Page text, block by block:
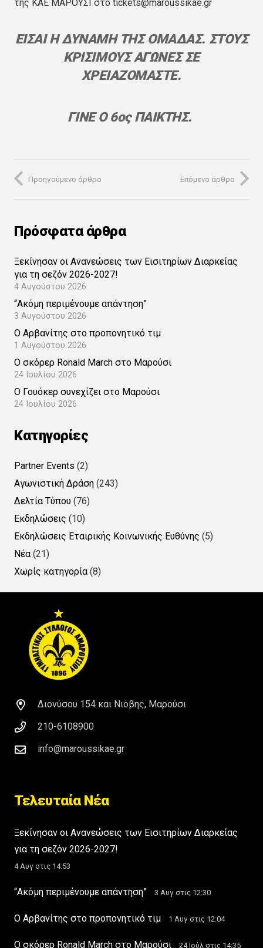
της ΚΑΕ ΜΑΡΟΥΣΙ στο tickets@maroussikae.gr
ΕΙΣΑΙ Η ΔΥΝΑΜΗ ΤΗΣ ΟΜΑΔΑΣ. ΣΤΟΥΣ
ΚΡΙΣΙΜΟΥΣ ΑΓΩΝΕΣ ΣΕ
ΧΡΕΙΑΖΟΜΑΣΤΕ.
ΓΙΝΕ Ο 6ος ΠΑΙΚΤΗΣ.
Προηγούμενο άρθρο Επόμενο άρθρο
Πρόσφατα άρθρα
Ξεκίνησαν οι Ανανεώσεις των Εισιτηρίων Διαρκείας
για τη σεζόν 2026-2027!
4 Αυγούστου 2026
“Ακόμη περιμένουμε απάντηση”
3 Αυγούστου 2026
Ο Αρβανίτης στο προπονητικό τιμ
1 Αυγούστου 2026
Ο σκόρερ Ronald March στο Μαρούσι
24 Ιουλίου 2026
Ο Γουόκερ συνεχίζει στο Μαρούσι
24 Ιουλίου 2026
Kατηγορίες
Partner Events (2)
Αγωνιστική Δράση (243)
Δελτία Τύπου (76)
Εκδηλώσεις (10)
Εκδηλώσεις Εταιρικής Κοινωνικής Ευθύνης (5)
Νέα(21)
Χωρίς κατηγορία(8)
Διονύσου 154 και Νιόβης, Μαρούσι
210-6108900
info@maroussikae.gr
Τελευταία Νέα
Ξεκίνησαν οι Ανανεώσεις των Εισιτηρίων Διαρκείας
για τη σεζόν 2026-2027!
4 Αυγ στις 14:53
“Ακόμη περιμένουμε απάντηση” 3 Αυγ στις 12:30
Ο Αρβανίτης στο προπονητικό τιμ 1 Αυγ στις 12:04
Ο σκόρερ Ronald March στο Μαρούσι 24 Ιούλ στις 14:35